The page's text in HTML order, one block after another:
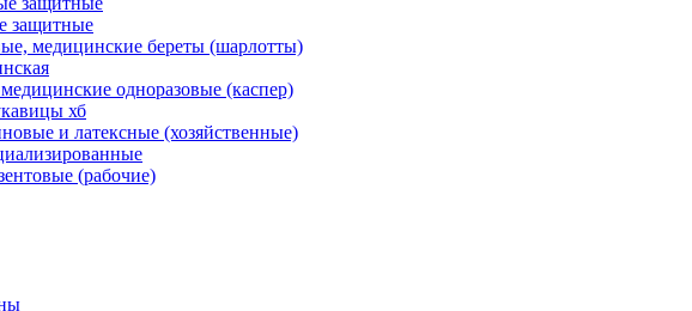
защитные
медицинские береты (шарлотты)
одноразовые (каспер)
хб
и латексные (хозяйственные)
(рабочие)